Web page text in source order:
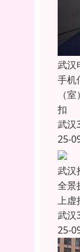
武汉
手机
（
扣
武汉
25-
武汉
全景
上虚
武汉
25-